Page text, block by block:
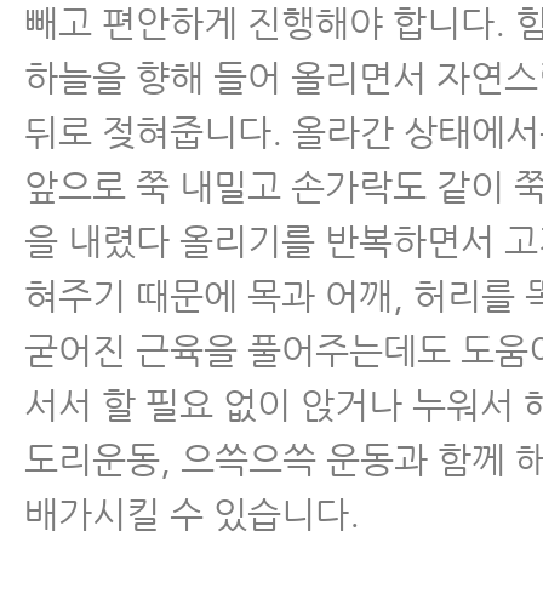
빼고 편안하게 진행해야 합니다.
하늘을 향해 들어 올리면서 자연
뒤로 젖혀줍니다. 올라간 상태에
앞으로 쭉 내밀고 손가락도 같이
을 내렸다 올리기를 반복하면서
혀주기 때문에 목과 어깨, 허리를
굳어진 근육을 풀어주는데도 도움
서서 할 필요 없이 앉거나 누워서
도리운동, 으쓱으쓱 운동과 함께
배가시킬 수 있습니다.